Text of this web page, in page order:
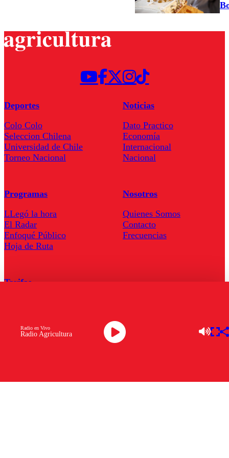
Radio Agricultura
Radio en Vivo
Deportes
Colo Colo
Seleccion Chilena
Universidad de Chile
Torneo Nacional
Noticias
Dato Practico
Economía
Internacional
Nacional
Programas
LLegó la hora
El Radar
Enfoqué Público
Hoja de Ruta
Nosotros
Quienes Somos
Contacto
Frecuencias
Tarifas
Descarga la APP